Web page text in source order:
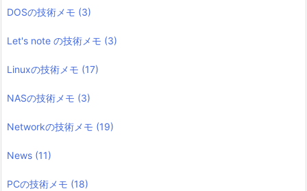
DOSの技術メモ (3)
Let's note の技術メモ (3)
Linuxの技術メモ (17)
NASの技術メモ (3)
Networkの技術メモ (19)
News (11)
PCの技術メモ (18)